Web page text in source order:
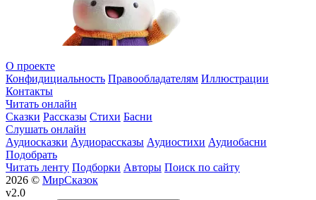
О проекте
Конфидициальность Правообладателям Иллюстрации
Контакты
Читать онлайн
Сказки Рассказы Стихи Басни
Слушать онлайн
Аудиосказки Аудиорассказы Аудиостихи Аудиобасни
Подобрать
Читать ленту Подборки Авторы Поиск по сайту
2026 © МирСказок
v2.0